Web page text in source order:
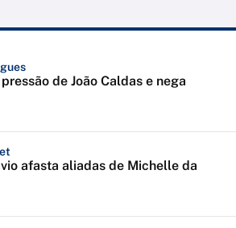
de João Caldas e nega
afasta aliadas de Michelle da